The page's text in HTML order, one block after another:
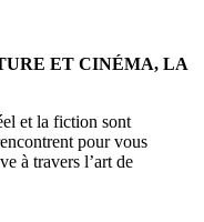
ET CINÉMA, LA
et la fiction sont
pour vous
à travers l’art de